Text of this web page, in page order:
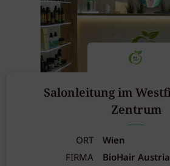
Salonleitung im
Zentrum
ORT
Wien
FIRMA
BioHair